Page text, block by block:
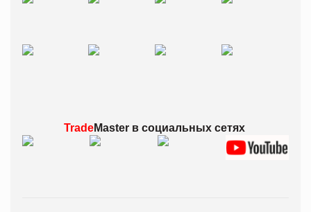
TradeMaster всоциальных сетях